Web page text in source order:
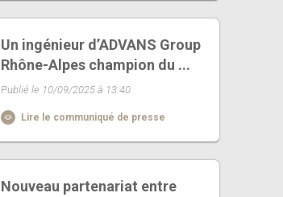
Un ingénieur d’ADVANS Group
Rhône-Alpes champion du ...
Publié le 10/09/2025 à 13:40
Lire le communiqué de presse
Nouveau partenariat entre